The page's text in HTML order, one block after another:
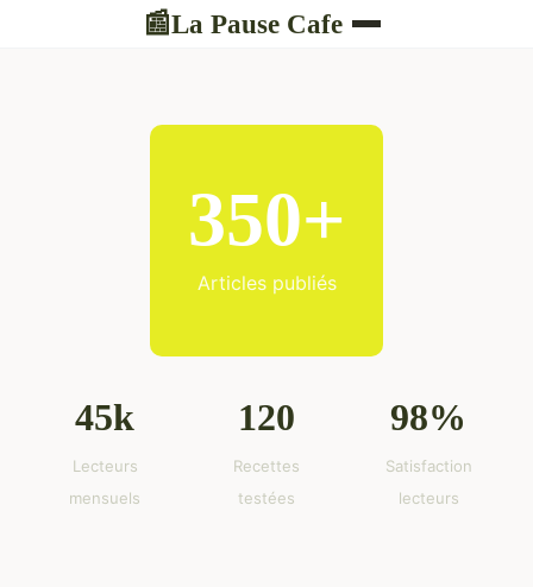
📰La Pause Cafe
350+
Articles publiés
45k
Lecteurs
mensuels
120
Recettes
testées
98%
Satisfaction
lecteurs